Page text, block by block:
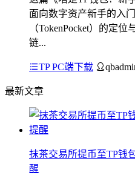
面向数字资产新手的入
（TokenPocket）的定
链...
TP PC端下载
最新文章
抹茶交易所提币至TP钱
醒